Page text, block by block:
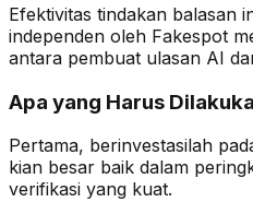
Efektivitas tindakan balasan
independen oleh Fakespot
antara pembuat ulasan AI
Apa yang Harus
Pertama, berinvestasilah
kian besar baik dalam
verifikasi yang kuat.